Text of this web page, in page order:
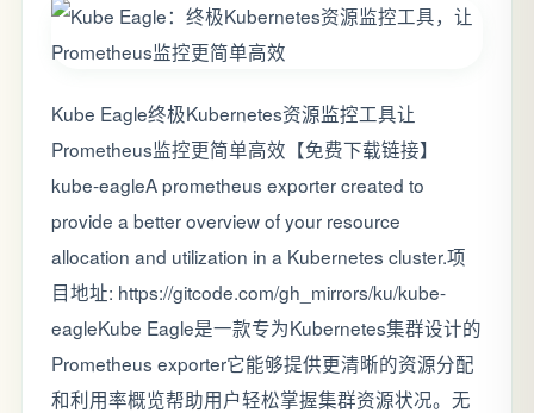
Kube Eagle终极Kubernetes资源监控工具让
Prometheus监控更简单高效【免费下载链接】
kube-eagleA prometheus exporter created to
provide a better overview of your resource
allocation and utilization in a Kubernetes cluster.项
目地址: https://gitcode.com/gh_mirrors/ku/kube-
eagleKube Eagle是一款专为Kubernetes集群设计的
Prometheus exporter它能够提供更清晰的资源分配
和利用率概览帮助用户轻松掌握集群资源状况。无